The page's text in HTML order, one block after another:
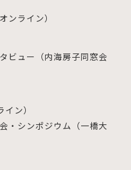
ンライン）
ビュー（内海房子同窓会
ン）
・シンポジウム（一橋大